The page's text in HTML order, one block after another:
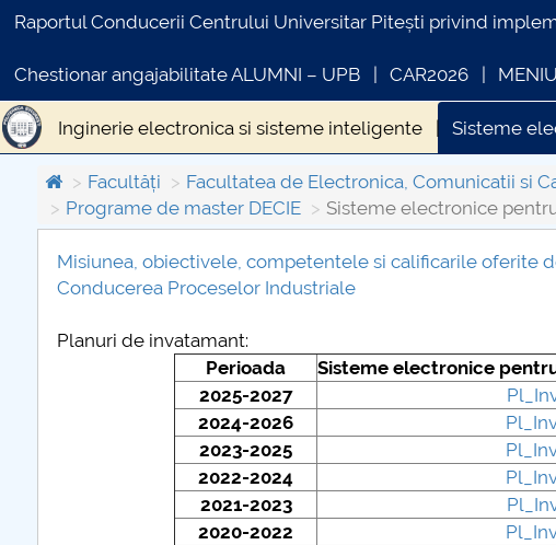
Raportul Conducerii Centrului Universitar Pitești privind
Chestionar angajabilitate ALUMNI – UPB CAR2026
Inginerie electronica si sisteme inteligente Sisteme
Facultăți
Facultatea de Electronica, Comunicatii si
Programe de master DECIE
Sisteme electronice
Misiunea, obiectivele, competentele si calificarile oferite
Conducerea Proceselor Industriale
Planuri de invatamant:
Perioada
Sisteme electronice
2025-2027
2024-2026
2023-2025
2022-2024
2021-2023
2020-2022
PRIMSTUD 26.03.2026